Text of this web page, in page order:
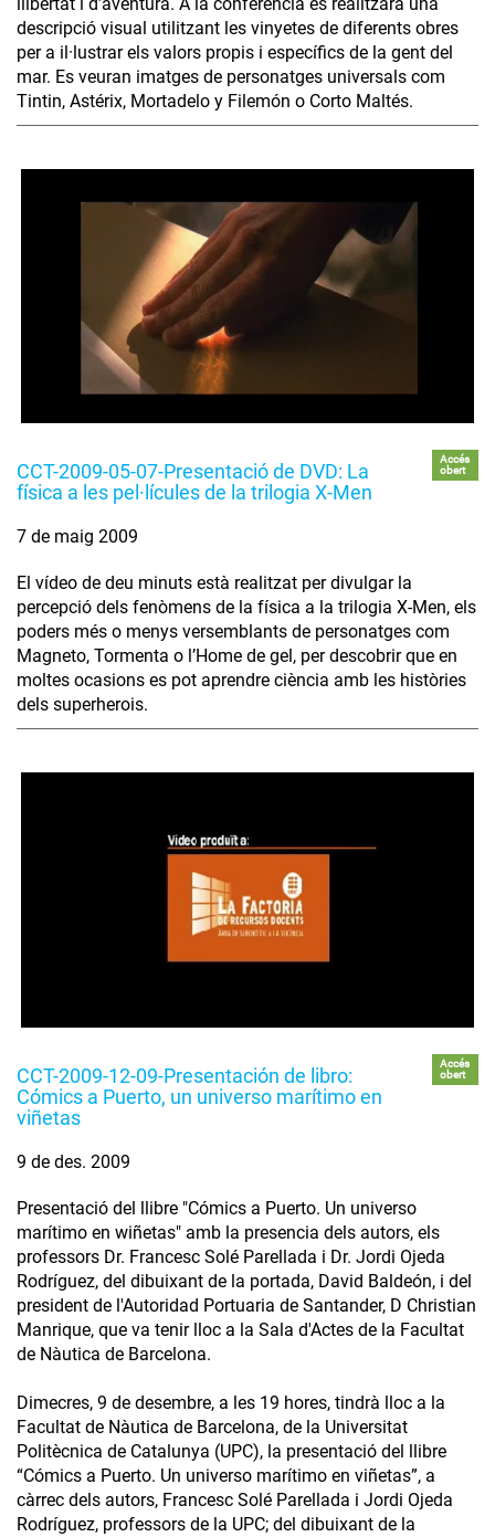
descripció visual utilitzant les vinyetes de diferents obres
per a il·lustrar els valors propis i específics de la gent del
mar. Es veuran imatges de personatges universals com
Tintin, Astérix, Mortadelo y Filemón o Corto Maltés.
CCT-2009-05-07-Presentació de DVD: La
física a les pel·lícules de la trilogia X-Men
Accés
obert
7 de maig 2009
El vídeo de deu minuts està realitzat per divulgar la
percepció dels fenòmens de la física a la trilogia X-Men, els
poders més o menys versemblants de personatges com
Magneto, Tormenta o l’Home de gel, per descobrir que en
moltes ocasions es pot aprendre ciència amb les històries
dels superherois.
CCT-2009-12-09-Presentación de libro:
Cómics a Puerto, un universo marítimo en
viñetas
Accés
obert
9 de des. 2009
Presentació del llibre "Cómics a Puerto. Un universo
marítimo en wiñetas" amb la presencia dels autors, els
professors Dr. Francesc Solé Parellada i Dr. Jordi Ojeda
Rodríguez, del dibuixant de la portada, David Baldeón, i del
president de l'Autoridad Portuaria de Santander, D Christian
Manrique, que va tenir lloc a la Sala d'Actes de la Facultat
de Nàutica de Barcelona.
Dimecres, 9 de desembre, a les 19 hores, tindrà lloc a la
Facultat de Nàutica de Barcelona, de la Universitat
Politècnica de Catalunya (UPC), la presentació del llibre
“Cómics a Puerto. Un universo marítimo en viñetas”, a
càrrec dels autors, Francesc Solé Parellada i Jordi Ojeda
Rodríguez, professors de la UPC; del dibuixant de la